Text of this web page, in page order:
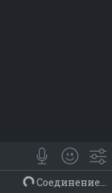
😀 Emoji
Объекты
Соединение...